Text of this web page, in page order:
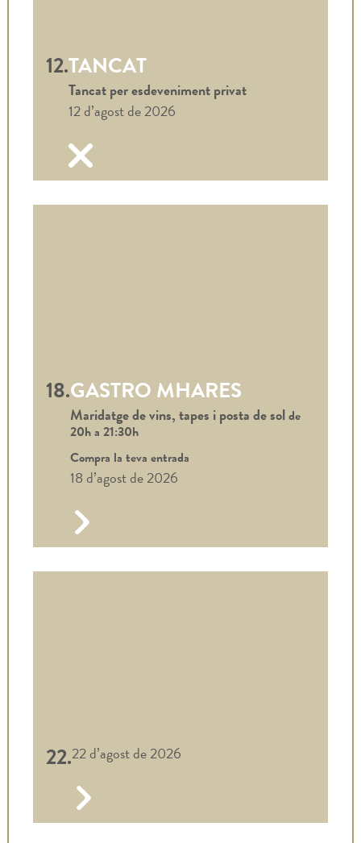
12.TANCAT
Tancat per esdeveniment privat
12 d’agost de 2026
18.GASTRO MHARES
Maridatge de vins, tapes i posta de solde
20h a 21:30h
Compra la teva entrada
18 d’agost de 2026
22.22 d’agost de 2026